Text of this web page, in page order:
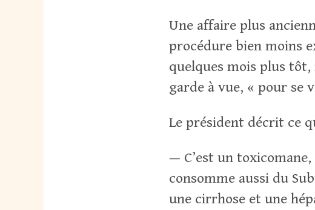
Une affaire plus
procédure bien moins
quelques mois plus tôt,
garde à vue, « pour se
Le président décrit ce
— C’est un
consomme aussi du
une cirrhose et une